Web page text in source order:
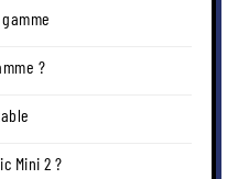
?
Mini 2 ?